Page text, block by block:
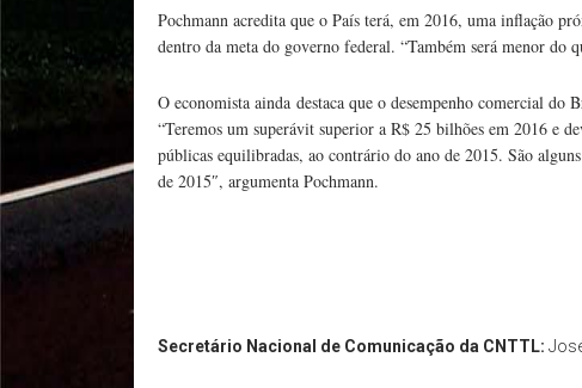
Pochmann acredita que o País terá, em 2016, uma inflação
dentro da meta do governo federal. “Também será menor do
O economista ainda destaca que o desempenho comercial
“Teremos um superávit superior a R$ 25 bilhões em 2016 e
públicas equilibradas, ao contrário do ano de 2015. São
de 2015″, argumenta Pochmann.
Secretário Nacional de Comunicação da CNTTL: